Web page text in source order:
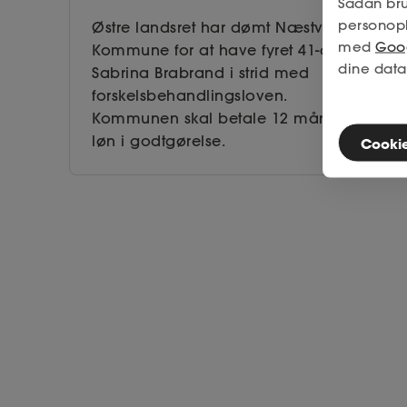
Østre landsret har dømt Næstved
Kommune for at have fyret 41-årige
Sabrina Brabrand i strid med
forskelsbehandlingsloven.
Kommunen skal betale 12 måneders
løn i godtgørelse.
med
dine